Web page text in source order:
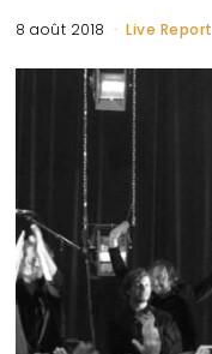
8 août 2018 Live Report